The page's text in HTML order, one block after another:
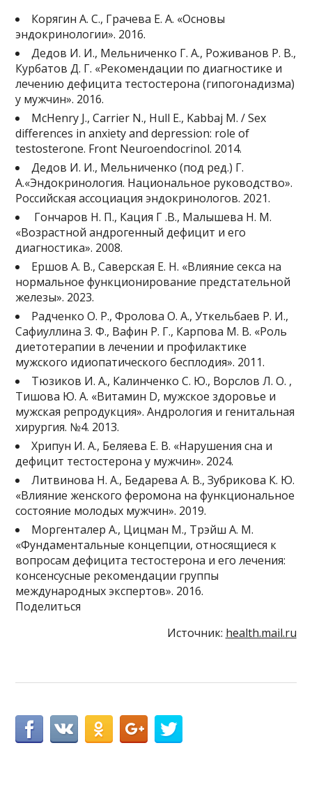
Корягин А. С., Грачева Е. А. «Основы
эндокринологии». 2016.
Дедов И. И., Мельниченко Г. А., Роживанов Р. В.,
Курбатов Д. Г. «Рекомендации по диагностике и
лечению дефицита тестостерона (гипогонадизма)
у мужчин». 2016.
McHenry J., Carrier N., Hull E., Kabbaj M. / Sex
differences in anxiety and depression: role of
testosterone. Front Neuroendocrinol. 2014.
Дедов И. И., Мельниченко (под ред.) Г.
А.«Эндокринология. Национальное руководство».
Российская ассоциация эндокринологов. 2021.
Гончаров Н. П., Кация Г .В., Малышева Н. М.
«Возрастной андрогенный дефицит и его
диагностика». 2008.
Ершов А. В., Саверская Е. Н. «Влияние секса на
нормальное функционирование предстательной
железы». 2023.
Радченко О. Р., Фролова О. А., Уткельбаев Р. И.,
Сафиуллина З. Ф., Вафин Р. Г., Карпова М. В. «Роль
диетотерапии в лечении и профилактике
мужского идиопатического бесплодия». 2011.
Тюзиков И. А., Калинченко С. Ю., Ворслов Л. О. ,
Тишова Ю. А. «Витамин D, мужское здоровье и
мужская репродукция». Андрология и генитальная
хирургия. №4. 2013.
Хрипун И. А., Беляева Е. В. «Нарушения сна и
дефицит тестостерона у мужчин». 2024.
Литвинова Н. А., Бедарева А. В., Зубрикова К. Ю.
«Влияние женского феромона на функциональное
состояние молодых мужчин». 2019.
Моргенталер А., Цицман М., Трэйш А. М.
«Фундаментальные концепции, относящиеся к
вопросам дефицита тестостерона и его лечения:
консенсусные рекомендации группы
международных экспертов». 2016.
Поделиться
Источник: health.mail.ru